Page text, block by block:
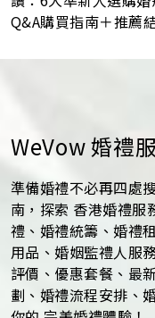
Q&A購買指南＋推薦
WeVow 婚禮
準備婚禮不必再四處
南，探索 香港婚禮服
禮、婚禮統籌、婚禮
用品、婚姻監禮人服
評價、優惠套餐、最
劃、婚禮流程安排、